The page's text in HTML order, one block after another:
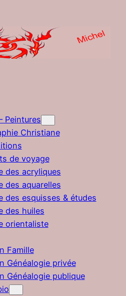
Peintures
Christiane
de voyage
des acryliques
des aquarelles
des esquisses & études
des huiles
orientaliste
Famille
Généalogie privée
Généalogie publique